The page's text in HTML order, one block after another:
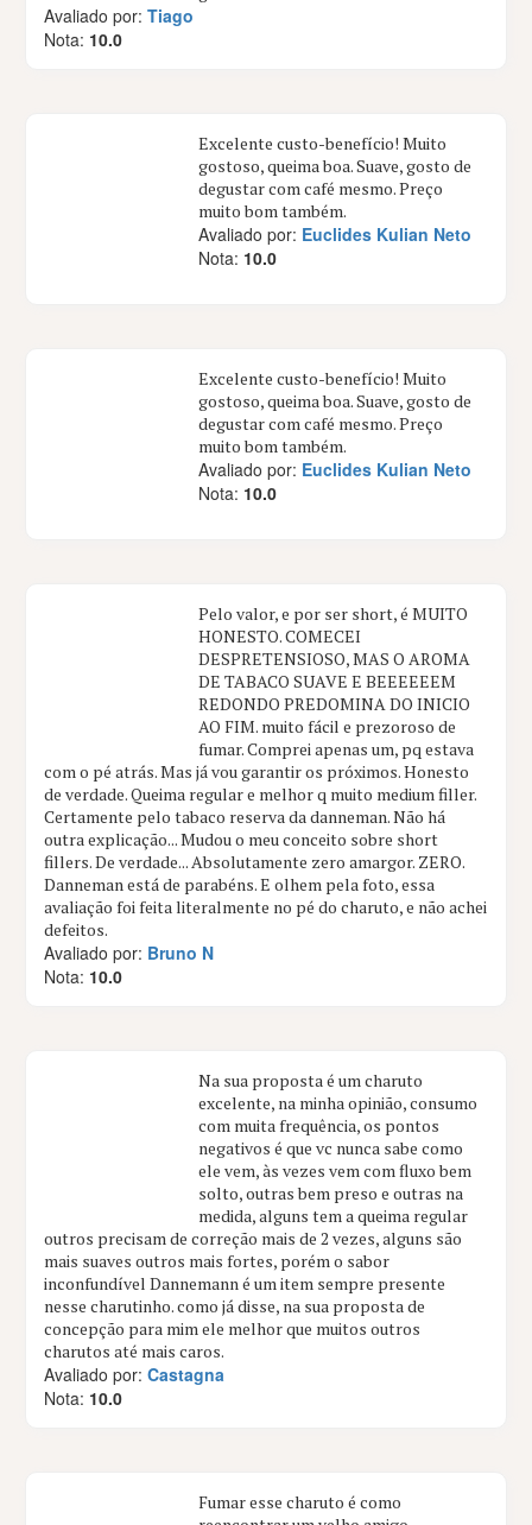
Avaliado por:Tiago
Nota: 10.0
Excelente custo-benefício! Muito
gostoso, queima boa. Suave, gosto de
degustar com café mesmo. Preço
muito bom também.
Avaliado por: Euclides Kulian Neto
Nota: 10.0
Excelente custo-benefício! Muito
gostoso, queima boa. Suave, gosto de
degustar com café mesmo. Preço
muito bom também.
Avaliado por: Euclides Kulian Neto
Nota: 10.0
Pelo valor, e por ser short, é MUITO
HONESTO. COMECEI
DESPRETENSIOSO, MAS O AROMA
DE TABACO SUAVE E BEEEEEEM
REDONDO PREDOMINA DO INICIO
AO FIM. muito fácil e prezoroso de
fumar. Comprei apenas um, pq estava
com o pé atrás. Mas já vou garantir os próximos. Honesto
de verdade. Queima regular e melhor q muito medium filler.
Certamente pelo tabaco reserva da danneman. Não há
outra explicação... Mudou o meu conceito sobre short
fillers. De verdade... Absolutamente zero amargor. ZERO.
Danneman está de parabéns. E olhem pela foto, essa
avaliação foi feita literalmente no pé do charuto, e não achei
defeitos.
Avaliado por: Bruno N
Nota: 10.0
Na sua proposta é um charuto
excelente, na minha opinião, consumo
com muita frequência, os pontos
negativos é que vc nunca sabe como
ele vem, às vezes vem com fluxo bem
solto, outras bem preso e outras na
medida, alguns tem a queima regular
outros precisam de correção mais de 2 vezes, alguns são
mais suaves outros mais fortes, porém o sabor
inconfundível Dannemann é um item sempre presente
nesse charutinho. como já disse, na sua proposta de
concepção para mim ele melhor que muitos outros
charutos até mais caros.
Avaliado por:Castagna
Nota: 10.0
Fumar esse charuto é como